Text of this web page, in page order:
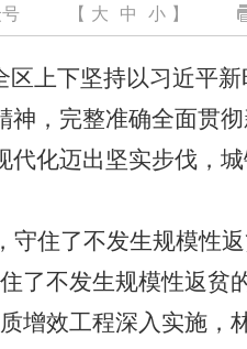
【 大 中 小 】
区上下坚持以习近平
，完整准确全面贯
化迈出坚实步伐，
守住了不发生规模性
了不发生规模性返贫
增效工程深入实施，